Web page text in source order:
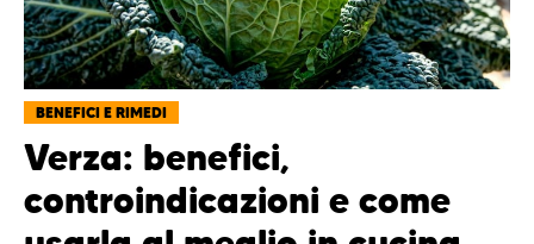
BENEFICI E RIMEDI
Verza: benefici,
controindicazioni e come